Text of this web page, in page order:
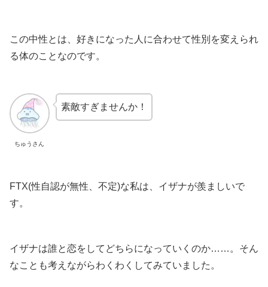
この中性とは、好きになった人に合わせて性別を変えられ
る体のことなのです。
ちゅうさん
素敵すぎませんか！
FTX(性自認が無性、不定)な私は、イザナが羨ましいで
す。
イザナは誰と恋をしてどちらになっていくのか……。そん
なことも考えながらわくわくしてみていました。